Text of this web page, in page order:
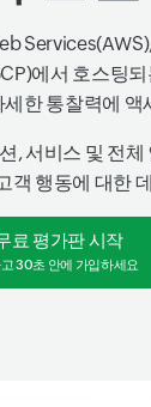
에서 호스팅
세한 통찰력에 액
, 서비스 및 전
객 행동에 대한
료 평가판 시작
30초 안에 가입하세요